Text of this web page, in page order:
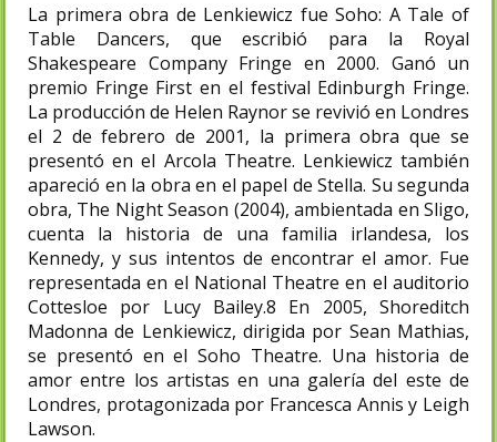
La primera obra de Lenkiewicz fue Soho: A Tale of
Table Dancers, que escribió para la Royal
Shakespeare Company Fringe en 2000. Ganó un
premio Fringe First en el festival Edinburgh Fringe.
La producción de Helen Raynor se revivió en Londres
el 2 de febrero de 2001, la primera obra que se
presentó en el Arcola Theatre. Lenkiewicz también
apareció en la obra en el papel de Stella. Su segunda
obra, The Night Season (2004), ambientada en Sligo,
cuenta la historia de una familia irlandesa, los
Kennedy, y sus intentos de encontrar el amor. Fue
representada en el National Theatre en el auditorio
Cottesloe por Lucy Bailey.8​ En 2005, Shoreditch
Madonna de Lenkiewicz, dirigida por Sean Mathias,
se presentó en el Soho Theatre. Una historia de
amor entre los artistas en una galería del este de
Londres, protagonizada por Francesca Annis y Leigh
Lawson.